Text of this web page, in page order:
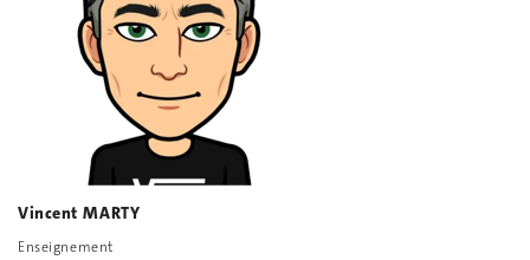
Vincent MARTY
Enseignement